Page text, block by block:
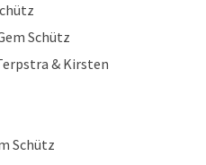
Schütz
& Kirsten
Schütz